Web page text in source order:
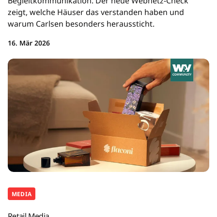
zeigt, welche Häuser das verstanden haben und
warum Carlsen besonders heraussticht.
16. Mär 2026
MEDIA